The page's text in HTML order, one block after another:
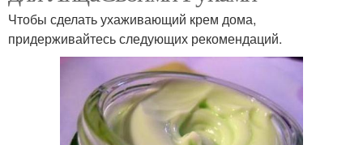
Чтобы сделать ухаживающий крем дома,
придерживайтесь следующих рекомендаций.